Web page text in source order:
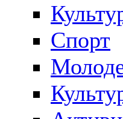
Спорт